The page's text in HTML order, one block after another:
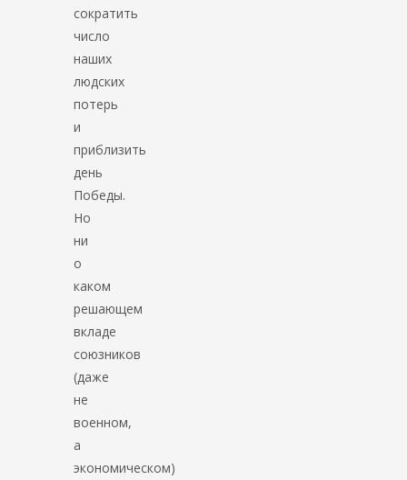
сократить
число
наших
людских
потерь
и
приблизить
день
Победы.
Но
ни
о
каком
решающем
вкладе
союзников
(даже
не
военном,
а
экономическом)